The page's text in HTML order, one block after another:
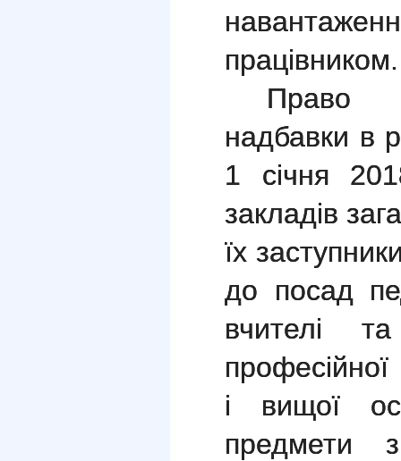
працівником.
Право
надбавки в
1 січня
закладів
їх
до посад
вчителі
і вищої
предмети